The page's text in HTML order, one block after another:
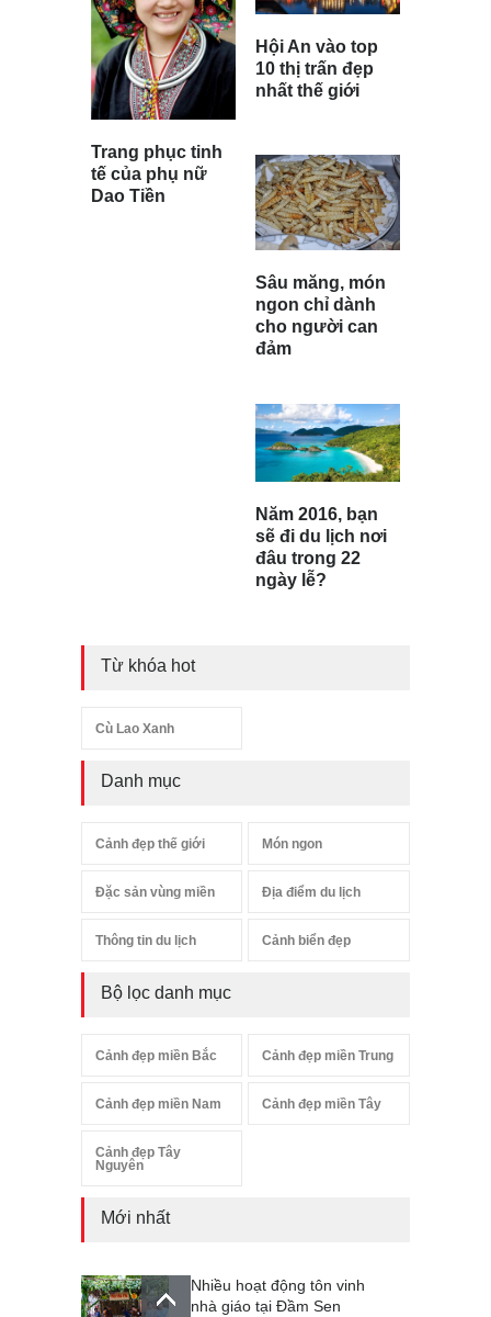
Trang phục tinh
tế của phụ nữ
Dao Tiền
Hội An vào top
10 thị trấn đẹp
nhất thế giới
Sâu măng, món
ngon chỉ dành
cho người can
đảm
Năm 2016, bạn
sẽ đi du lịch nơi
đâu trong 22
ngày lễ?
Từ khóa hot
Cù Lao Xanh
Danh mục
Cảnh đẹp thế giới Món ngon
Đặc sản vùng miền Địa điểm du lịch
Thông tin du lịch Cảnh biển đẹp
Bộ lọc danh mục
Cảnh đẹp miền Bắc Cảnh đẹp miền Trung
Cảnh đẹp miền Nam Cảnh đẹp miền Tây
Cảnh đẹp Tây
Nguyên
Mới nhất
Nhiều hoạt động tôn vinh
nhà giáo tại Đầm Sen